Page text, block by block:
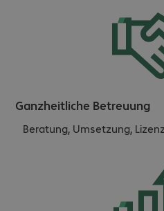
Ganzheitliche Betreuung
Beratung, Umsetzung,